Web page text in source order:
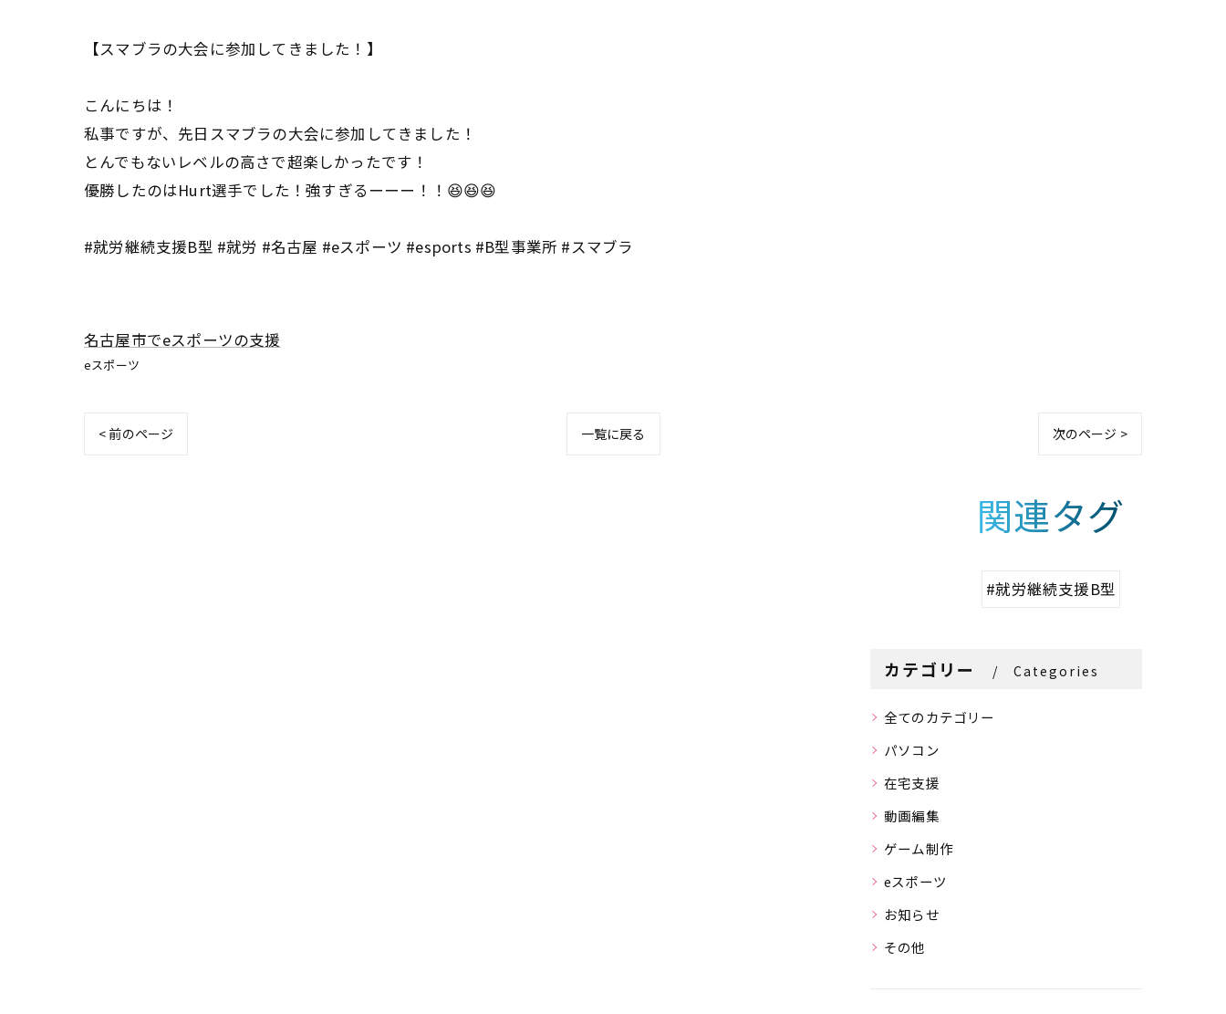
【スマブラの大会に参加してきました！】
こんにちは！
私事ですが、先日スマブラの大会に参加してきました！
とんでもないレベルの高さで超楽しかったです！
優勝したのはHurt選手でした！強すぎるーーー！！😆😆😆
#就労継続支援B型 #就労 #名古屋 #eスポーツ #esports #B型事業所 #スマブラ
名古屋市でeスポーツの支援
eスポーツ
< 前のページ 一覧に戻る 次のページ >
関連タグ
#就労継続支援B型
カテゴリー Categories
全てのカテゴリー
パソコン
在宅支援
動画編集
ゲーム制作
eスポーツ
お知らせ
その他